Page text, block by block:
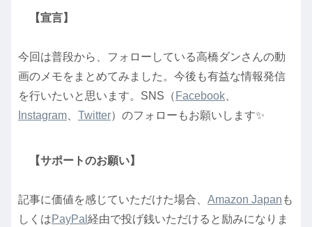
【宣言】
今回は普段から、フォローしている高橋ダンさんの動
画のメモをまとめてみました。今後も有益な情報発信
を行いたいと思います。SNS（ Facebook
Instagram
Twitter）のフォローもお願いします✨
【サポートのお願い】
記事に価値を感じていただけた場合、 Amazon Japan も
しくはPayPal 経由で投げ銭いただけると励みになりま